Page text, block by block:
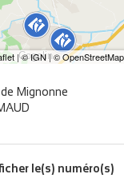
Mignonne
le(s) numéro(s)